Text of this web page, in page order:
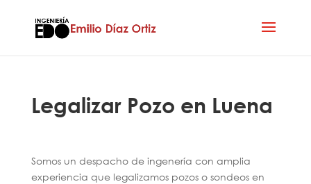
Legalizar Pozo en Luena
Somos un despacho de ingenería con amplia
experiencia que legalizamos pozos o sondeos en